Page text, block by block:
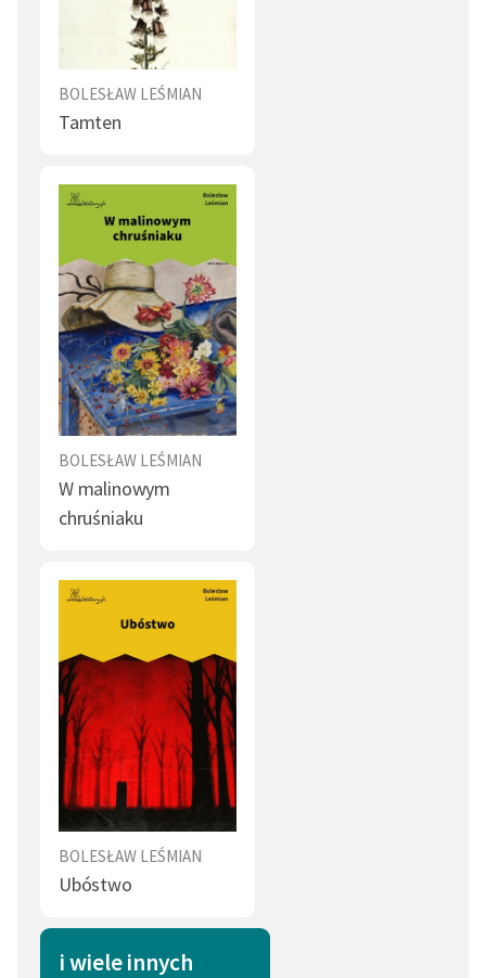
BOLESŁAW LEŚMIAN
Tamten
BOLESŁAW LEŚMIAN
W malinowym
chruśniaku
BOLESŁAW LEŚMIAN
Ubóstwo
i wiele innych